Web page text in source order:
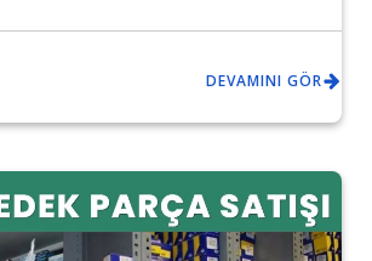
DEVAMINI GÖR